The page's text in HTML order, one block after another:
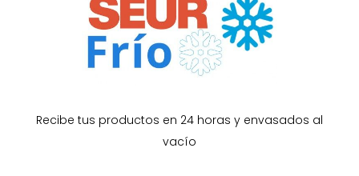
Recibe tus productos en 24 horas y envasados al
vacío